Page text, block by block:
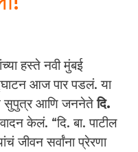
हस्ते नवी मुंबई
आज पार पडलं. या
सुपुत्र आणि जननेतेदि.
केलं. “दि. बा. पाटील
जीवन सर्वांना प्रेरणा